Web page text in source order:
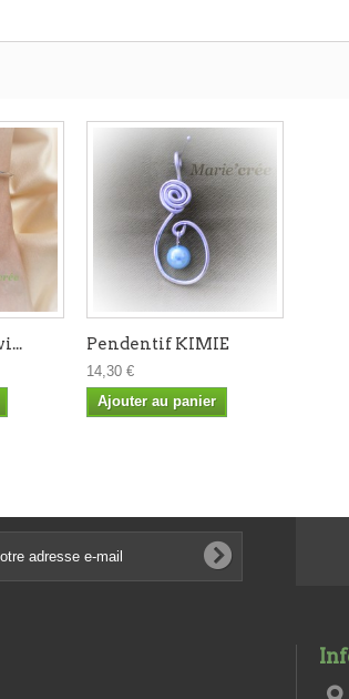
Pendentif KIMIE
14,30 €
Ajouter au panier